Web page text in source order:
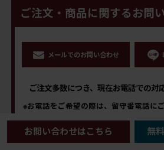
ご注文・商品に関するお問
メールでのお問い合わせ
ご注文多数につき、現在お電話での対
※お電話をご希望の際は、留守番電話に
0294-70-3730
お問い合わせはこちら 無